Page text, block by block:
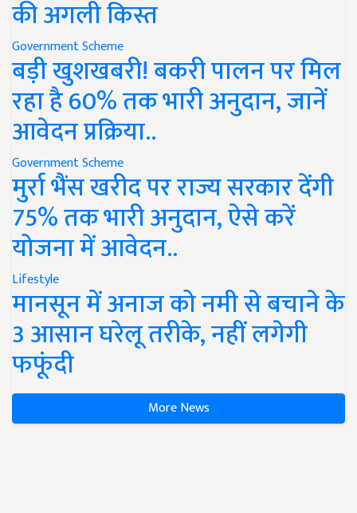
की अगली किस्त
Government Scheme
बड़ी खुशखबरी! बकरी पालन पर मिल
रहा है 60% तक भारी अनुदान, जानें
आवेदन प्रक्रिया..
Government Scheme
मुर्रा भैंस खरीद पर राज्य सरकार देंगी
75% तक भारी अनुदान, ऐसे करें
योजना में आवेदन..
Lifestyle
मानसून में अनाज को नमी से बचाने के
3 आसान घरेलू तरीके, नहीं लगेगी
फफूंदी
More News